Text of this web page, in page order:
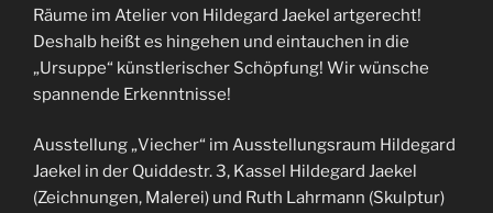
Räume im Atelier von Hildegard Jaekel artgerecht!
Deshalb heißt es hingehen und eintauchen in die
„Ursuppe“ künstlerischer Schöpfung! Wir wünsche
spannende Erkenntnisse!
Ausstellung „Viecher“ im Ausstellungsraum Hildegard
Jaekel in der Quiddestr. 3, Kassel Hildegard Jaekel
(Zeichnungen, Malerei) und Ruth Lahrmann (Skulptur)